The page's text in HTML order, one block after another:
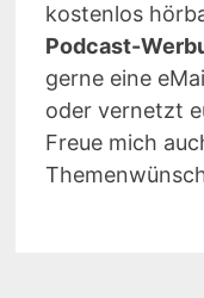
kostenlos
Podcast-
gerne eine
oder vernetzt
Freue mich